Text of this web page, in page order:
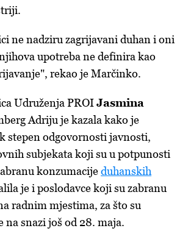
ne nadziru zagrijavani duhan i oni
upotreba ne definira kao
rekao je Marčinko.
Udruženja PROIJasmina
Adriju je kazala kako je
stepen odgovornosti javnosti,
subjekata koji su u potpunosti
konzumacijeduhanskih
je i poslodavce koji su zabranu
radnim mjestima, za što su
na snazi još od 28. maja.